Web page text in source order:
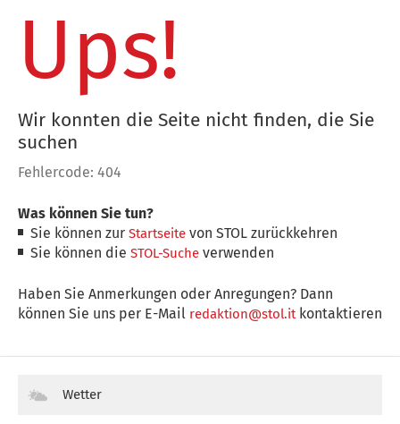
Ups!
Wir konnten die Seite nicht finden, die Sie
suchen
Fehlercode: 404
Was können Sie tun?
Sie können zurStartseite von STOL zurückkehren
Sie können dieSTOL-Suche verwenden
Haben Sie Anmerkungen oder Anregungen? Dann
können Sie uns per E-Mail redaktion@stol.itkontaktieren
Wetter